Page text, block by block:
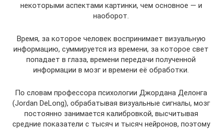
некоторыми аспектами картинки, чем основное — и
наоборот.
Время, за которое человек воспринимает визуальную
информацию, суммируется из времени, за которое свет
попадает в глаза, времени передачи полученной
информации в мозг и времени её обработки.
По словам профессора психологии Джордана Делонга
(Jordan DeLong), обрабатывая визуальные сигналы, мозг
постоянно занимается калибровкой, высчитывая
средние показатели с тысяч и тысяч нейронов, поэтому